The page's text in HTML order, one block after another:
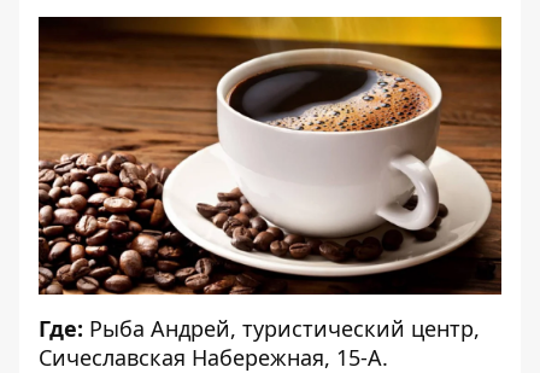
Где: Рыба Андрей, туристический центр,
Сичеславская Набережная, 15-А.